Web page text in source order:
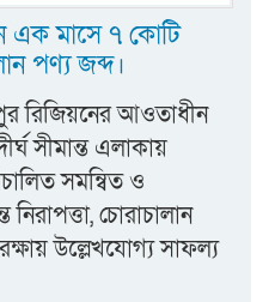
এক মাসে ৭ কোটি
পণ্য জব্দ।
রিজিয়নের আওতাধীন
সীমান্ত এলাকায়
সমন্বিত ও
নিরাপত্তা, চোরাচালান
উল্লেখযোগ্য সাফল্য